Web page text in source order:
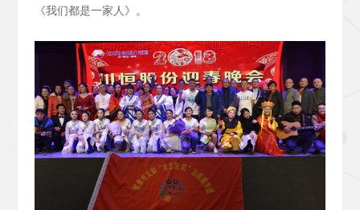
《我们都是一家人》。